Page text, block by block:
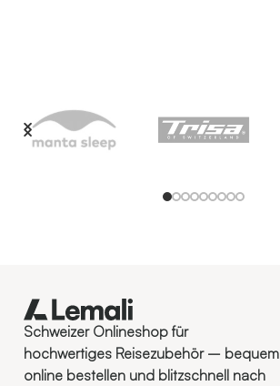
Schweizer Onlineshop für
hochwertiges Reisezubehör – bequem
online bestellen und blitzschnell nach